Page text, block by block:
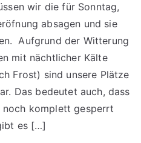
wir die für Sonntag,
absagen und sie
Aufgrund der Witterung
mit nächtlicher Kälte
Frost) sind unsere Plätze
Das bedeutet auch, dass
noch komplett gesperrt
es […]